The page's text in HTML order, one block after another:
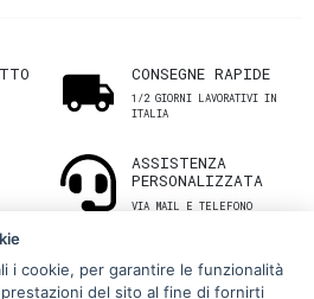
CONSEGNE RAPIDE
1/2 GIORNI LAVORATIVI IN
ITALIA
ASSISTENZA
PERSONALIZZATA
VIA MAIL E TELEFONO
i cookie, per garantire le funzionalità
del sito al fine di fornirti